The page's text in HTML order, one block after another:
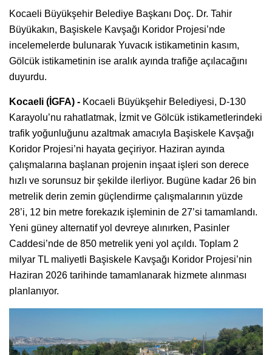
Kocaeli Büyükşehir Belediye Başkanı Doç. Dr. Tahir
Büyükakın, Başiskele Kavşağı Koridor Projesi’nde
incelemelerde bulunarak Yuvacık istikametinin kasım,
Gölcük istikametinin ise aralık ayında trafiğe açılacağını
duyurdu.
Kocaeli (İGFA) - Kocaeli Büyükşehir Belediyesi, D-130
Karayolu’nu rahatlatmak, İzmit ve Gölcük istikametlerindeki
trafik yoğunluğunu azaltmak amacıyla Başiskele Kavşağı
Koridor Projesi’ni hayata geçiriyor. Haziran ayında
çalışmalarına başlanan projenin inşaat işleri son derece
hızlı ve sorunsuz bir şekilde ilerliyor. Bugüne kadar 26 bin
metrelik derin zemin güçlendirme çalışmalarının yüzde
28’i, 12 bin metre forekazık işleminin de 27’si tamamlandı.
Yeni güney alternatif yol devreye alınırken, Pasinler
Caddesi’nde de 850 metrelik yeni yol açıldı. Toplam 2
milyar TL maliyetli Başiskele Kavşağı Koridor Projesi’nin
Haziran 2026 tarihinde tamamlanarak hizmete alınması
planlanıyor.